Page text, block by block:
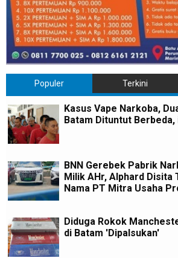
Populer Terkini
Kasus Vape Narkoba,
Batam Dituntut
BNN Gerebek Pabrik
Milik AHr, Alphard
Nama PT Mitra Usaha
Diduga Rokok
di Batam 'Dipalsukan'